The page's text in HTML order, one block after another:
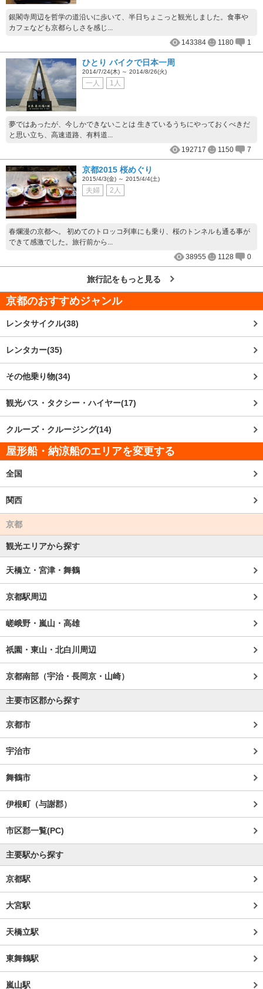
銀閣寺周辺を哲学の道沿いに歩いて、半日ちょこっと観光しました。食事や
カフェなども京都らしさを感じ...
143384
1180 1
ひとり バイクで日本一周
2014/7/24(木) ～ 2014/8/26(火)
一人 1人
夢ではあったが、今しかできないことは 生きているうちにやっておくべきだ
と思い立ち、高速道路、有料道...
192717
1150 7
京都2015 桜めぐり
2015/4/3(金) ～ 2015/4/4(土)
夫婦 2人
春爛漫の京都へ。 初めてのトロッコ列車にも乗り、桜のトンネルも通る事が
できて感激でした。旅行前から...
38955
1128 0
旅行記をもっと見る
京都のおすすめジャンル
レンタサイクル(38)
レンタカー(35)
その他乗り物(34)
観光バス・タクシー・ハイヤー(17)
クルーズ・クルージング(14)
屋形船・納涼船のエリアを変更する
全国
関西
京都
観光エリアから探す
天橋立・宮津・舞鶴
京都駅周辺
嵯峨野・嵐山・高雄
祇園・東山・北白川周辺
京都南部（宇治・長岡京・山崎）
主要市区郡から探す
京都市
宇治市
舞鶴市
伊根町（与謝郡）
市区郡一覧(PC)
主要駅から探す
京都駅
大宮駅
天橋立駅
東舞鶴駅
嵐山駅